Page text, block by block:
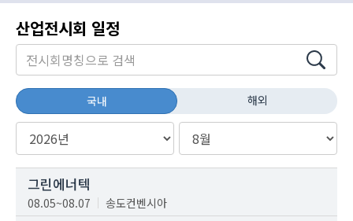
산업전시회 일정
국내 해외
그린에너텍
08.05~08.07 송도컨벤시아